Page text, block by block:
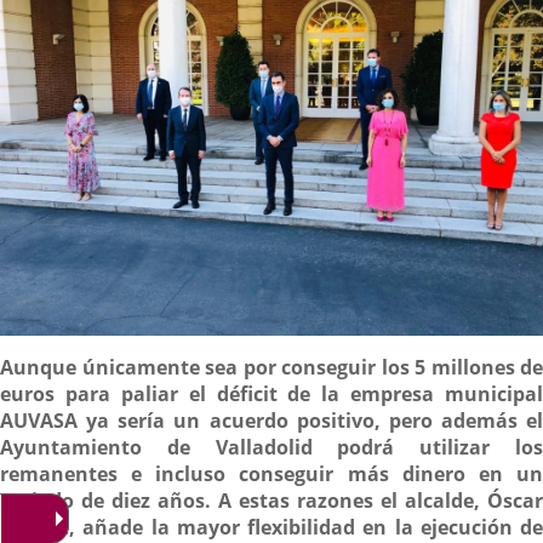
Descripción
Aunque únicamente sea por conseguir los 5 millones de
euros para paliar el déficit de la empresa municipal
AUVASA ya sería un acuerdo positivo, pero además el
Ayuntamiento de Valladolid podrá utilizar los
remanentes e incluso conseguir más dinero en un
periodo de diez años. A estas razones el alcalde, Óscar
Puente, añade la mayor flexibilidad en la ejecución de